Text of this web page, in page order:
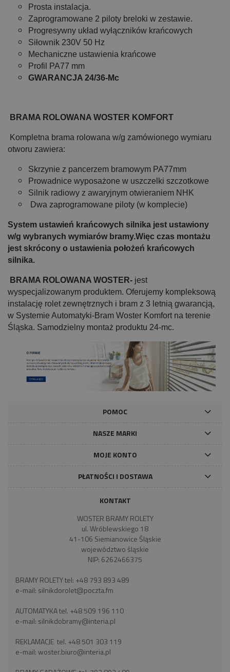
Prosta instalacja.
Zaprogramowane 2 piloty breloki w zestawie.
Progresywny układ wyłączników krańcowych
Siłownik 230V 50 Hz
Mechaniczne ustawienia krańcowe
Profil PA77 mm
GWARANCJA 24/36-Mc
BRAMA ROLOWANA WOSTER KOMFORT
Kompletna brama rolowana w/g zamówionego wymiaru
otworu zawiera:
Skrzynie z pancerzem bramowym PA77mm
Prowadnice wyposażone w uszczelki szczotkowe
Silnik radiowy z awaryjnym otwieraniem NHK
Dwa zaprogramowane piloty (w komplecie)
System ustawień krańcowych silnika jest ustawiony
w/g wybranych wymiarów bramy.Więc czas montażu
jest skrócony o ustawienia położeń krańcowych
silnika.
BRAMA ROLOWANA WOSTER- jest
wyspecjalizowanym produktem. Oferujemy kompleksową
instalację rolet zewnętrznych i bram z 3 letnią gwarancją,
w Systemie Automatyki-Bram Woster Komfort na terenie
Śląska. Samodzielny montaż produktu 24-mc.
POMOC
NASZE MARKI
MOJE KONTO
PŁATNOŚCI I DOSTAWA
KONTAKT
WOSTER BRAMY ROLETY
ul. Wróblewskiego 18
41-106 Siemianowice Śląskie
województwo śląskie
NIP: 6262466375
BRAMY ROLETY tel: +48 793 893 489
e-mail: silnikdorolet@poczta.fm
AUTOMATYKA tel. +48 509 196 110
e-mail: silnikdobramy@interia.pl
REKLAMACJE tel. +48 501 303 119
e-mail:woster.biuro@interia.pl